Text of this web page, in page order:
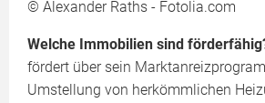
© Alexander Raths - Fotolia.com
Welche Immobilien sind
fördert über sein
Umstellung von herkömmlichen